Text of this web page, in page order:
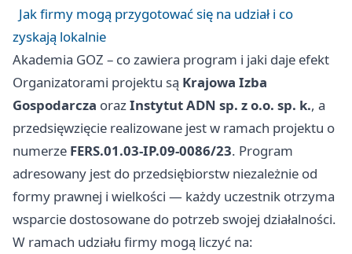
Jak firmy mogą przygotować się na udział i co
zyskają lokalnie
Akademia GOZ – co zawiera program i jaki daje efekt
Organizatorami projektu są Krajowa Izba
Gospodarcza orazInstytut ADN sp. z o.o. sp. k., a
przedsięwzięcie realizowane jest w ramach projektu o
numerze FERS.01.03‑IP.09‑0086/23. Program
adresowany jest do przedsiębiorstw niezależnie od
formy prawnej i wielkości — każdy uczestnik otrzyma
wsparcie dostosowane do potrzeb swojej działalności.
W ramach udziału firmy mogą liczyć na: